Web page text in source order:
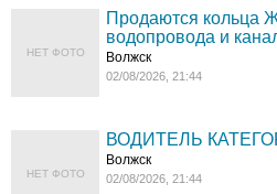
НЕТ ФОТО
Продаются кольца
водопровода и
Волжск
02/08/2026, 21:44
НЕТ ФОТО
ВОДИТЕЛЬ
Волжск
02/08/2026, 21:44